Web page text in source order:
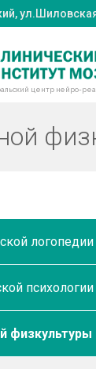
центр нейро-
логопедии
психологии
физкультуры